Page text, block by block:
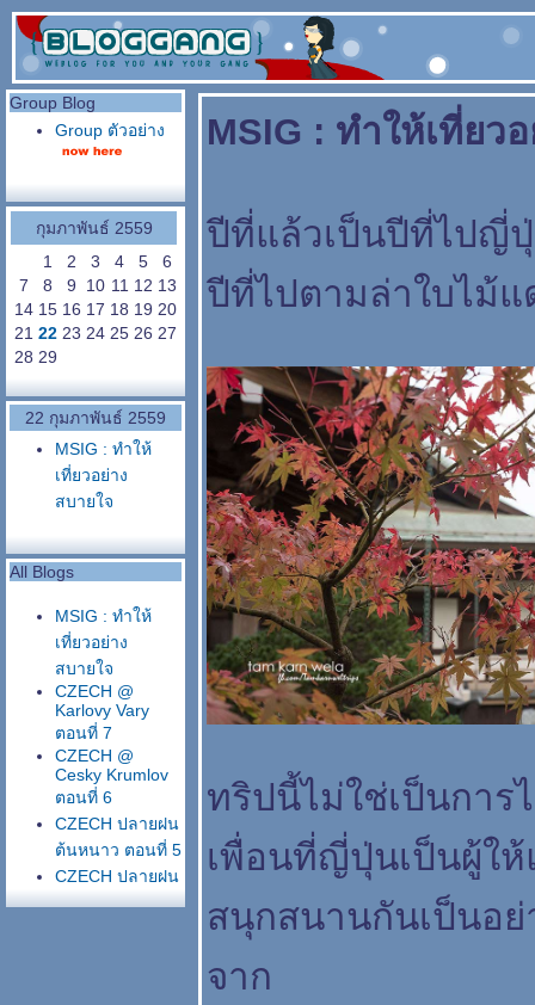
Group Blog
Group ตัวอย่าง
กุมภาพันธ์ 2559
1
2 3 4 5
6
7
8 9 10 11 12 13
14 15 16 17 18 19 20
21 22 23 24 25 26 27
28 29
22 กุมภาพันธ์ 2559
MSIG : ทำให้
เที่ยวอย่าง
สบายใจ
All Blogs
MSIG : ทำให้
เที่ยวอย่าง
สบายใจ
CZECH @
Karlovy Vary
ตอนที่ 7
CZECH @
Cesky Krumlov
ตอนที่ 6
CZECH ปลายฝน
ต้นหนาว ตอนที่ 5
CZECH ปลายฝน
ต้นหนาว ตอนที่ 4
MSIG : ทำให้เที่ยว
ปีที่แล้วเป็นปีที่ไปญี่
ปีที่ไปตามล่าใบไม้แ
ทริปนี้ไม่ใช่เป็นการ
เพื่อนที่ญี่ปุ่นเป็นผู้ใ
สนุกสนานกันเป็นอ
จาก